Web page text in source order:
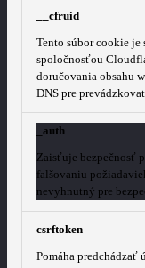
__cfruid
Tento súbor cookie
spoločnosťou
doručovania obsahu
DNS pre
_auth
Zaisťuje bezpečnosť
falšovaniu
nevyhnutný pre
csrftoken
Pomáha predchádzať